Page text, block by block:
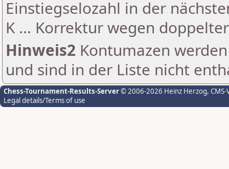
Einstiegselozahl in der
K ... Korrektur wegen
Hinweis2 Kontumazen
und sind in der Liste nicht
Chess-Tournament-Results-Server© 2006-2026 Heinz Herzog,
Legal details/Terms of use